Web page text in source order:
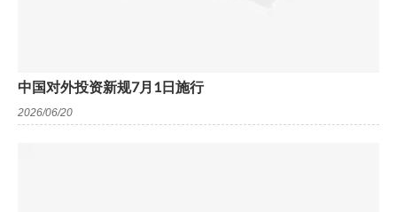
中国对外投资新规7月1日施行
2026/06/20